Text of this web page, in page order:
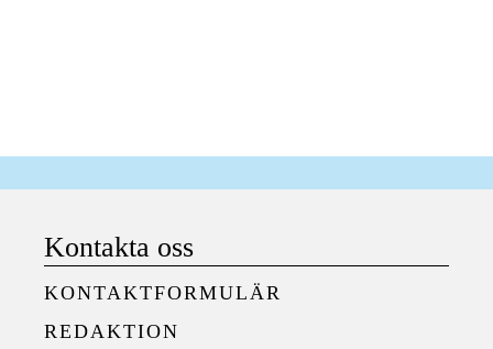
Kontakta oss
KONTAKTFORMULÄR
REDAKTION